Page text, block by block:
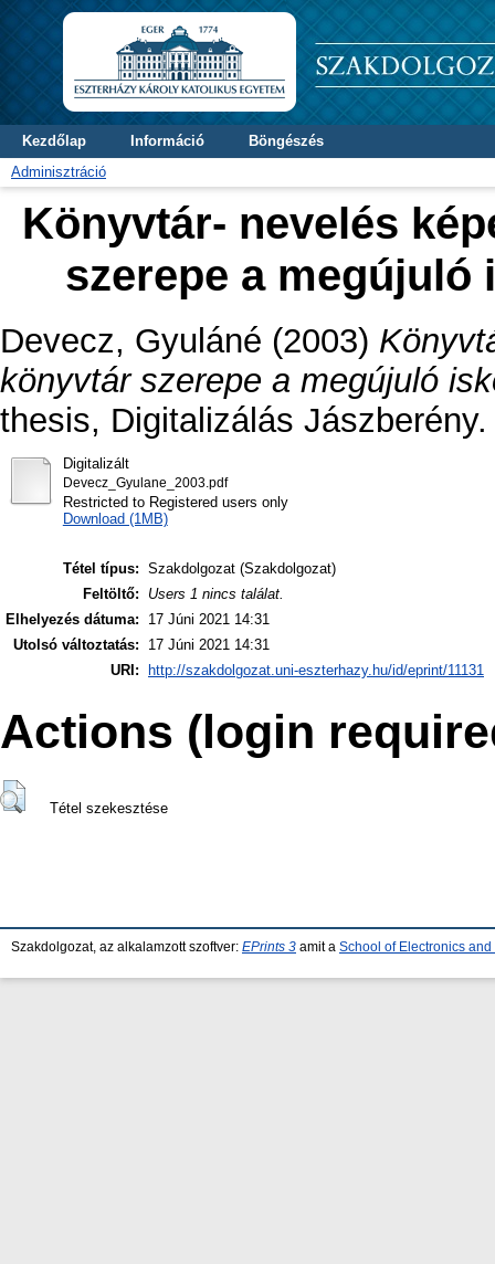
Kezdőlap Információ
Böngészés
Adminisztráció
Könyvtár- nevelés
szerepe a megújuló
Devecz, Gyuláné (2003)
könyvtár szerepe a megújuló
thesis, Digitalizálás Jászberény.
Digitalizált
Devecz_Gyulane_2003.pdf
Restricted to Registered users only
Download (1MB)
Tétel típus: Szakdolgozat (Szakdolgozat)
Feltöltő:
Users 1 nincs találat.
Elhelyezés dátuma:
17 Júni 2021 14:31
Utolsó változtatás:
17 Júni 2021 14:31
URI:
http://szakdolgozat.uni-eszterhazy.hu/id/eprint/11131
Actions (login
Tétel szekesztése
Szakdolgozat, az alkalamzott szoftver: EPrints 3 amit a School of Electronics